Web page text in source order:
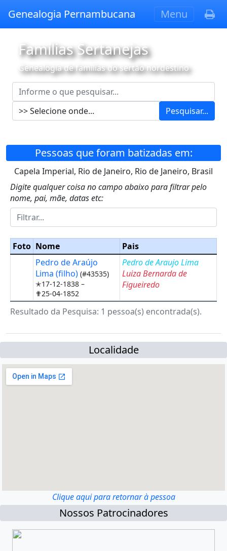
Genealogia Pernambucana Menu
Famílias Sertanejas
Genealogia de famílias do sertão nordestino
Pesquisar...
Pessoas que foram batizadas em:
Capela Imperial, Rio de Janeiro, Rio de Janeiro, Brasil
Digite qualquer coisa no campo abaixo para filtrar pelo
nome, pai, mãe, datas etc:
Foto Nome
Pais
Pedro de Araújo
Lima (filho) (#43535)
✭17-12-1838 –
✟25-04-1852
Pedro de Araujo Lima
Luiza Bernarda de
Figueiredo
Resultado da Pesquisa: 1 pessoa(s) encontrada(s).
Localidade
Clique aqui para retornar à pessoa
Nossos Patrocinadores